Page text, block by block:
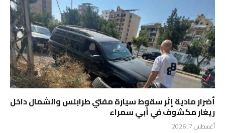
أضرار مادية إثر سقوط سيارة مفتي طرابلس والشمال داخل
ريغار مكشوف في أبي سمراء
أغسطس 7, 2026